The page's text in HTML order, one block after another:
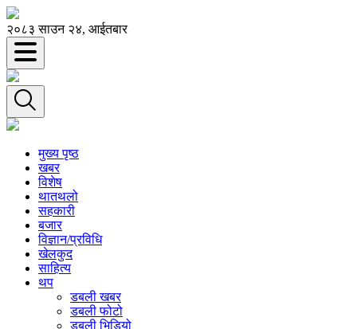
२०८३ साउन २४, आईतबार
मुख्य पृष्ठ
खबर
विशेष
थातथलो
सहकारी
बजार
विज्ञान/प्रविधि
खेलकुद
साहित्य
थप
डबली खबर
डबली फोटो
डबली भिडियो